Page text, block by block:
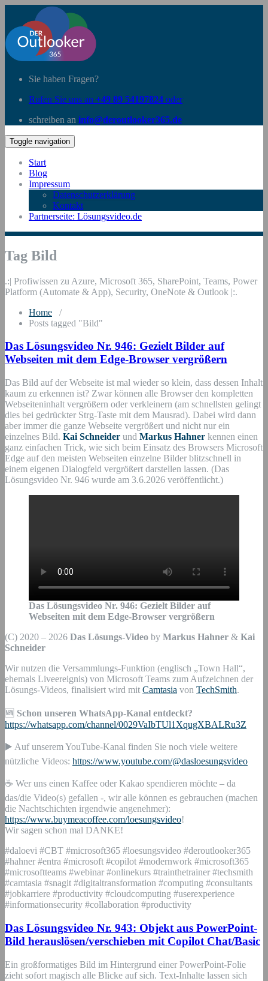
Sie haben Fragen?
Rufen Sie uns an +49 89 54197824 oder
schreiben an info@deroutlooker365.de
Toggle navigation
Start
Blog
Impressum
Datenschutzerklärung
Kontakt
Partnerseite: Lösungsvideo.de
Tag Bild
.:| Profiwissen zu Azure, Microsoft 365, SharePoint, Teams, Power
Platform (Automate & App), Security, OneNote & Outlook |:.
Home /
Posts tagged "Bild"
Das Lösungsvideo Nr. 946: Gezielt Bilder auf
Webseiten mit dem Edge-Browser vergrößern
Das Bild auf der Webseite ist mal wieder so klein, dass dessen Inhalt
kaum zu erkennen ist? Zwar können alle Browser den kompletten
Webseiteninhalt vergrößern oder verkleinern (am schnellsten gelingt
dies bei gedrückter Strg-Taste mit dem Mausrad). Dabei wird dann
aber immer die ganze Webseite vergrößert und nicht nur ein
einzelnes Bild. Kai Schneider und Markus Hahner kennen einen
ganz einfachen Trick, wie sich beim Einsatz des Browsers Microsoft
Edge auf den meisten Webseiten einzelne Bilder blitzschnell in
einem eigenen Dialogfeld vergrößert darstellen lassen. (Das
Lösungsvideo Nr. 946 wurde am 3.6.2026 veröffentlicht.)
Das Lösungsvideo Nr. 946: Gezielt Bilder auf
Webseiten mit dem Edge-Browser vergrößern
(C) 2020 – 2026 Das Lösungs-Video by Markus Hahner & Kai
Schneider
Wir nutzen die Versammlungs-Funktion (englisch „Town Hall“,
ehemals Liveereignis) von Microsoft Teams zum Aufzeichnen der
Lösungs-Videos, finalisiert wird mit Camtasia von TechSmith.
🆕 Schon unseren WhatsApp-Kanal entdeckt?
https://whatsapp.com/channel/0029VaIbTUl1XqugXBALRu3Z
▶️ Auf unserem YouTube-Kanal finden Sie noch viele weitere
nützliche Videos: https://www.youtube.com/@dasloesungsvideo
☕ Wer uns einen Kaffee oder Kakao spendieren möchte – da
das/die Video(s) gefallen -, wir alle können es gebrauchen (machen
die Nachtschichten irgendwie angenehmer):
https://www.buymeacoffee.com/loesungsvideo!
Wir sagen schon mal DANKE!
#daloevi #CBT #microsoft365 #loesungsvideo #deroutlooker365
#hahner #entra #microsoft #copilot #modernwork #microsoft365
#microsoftteams #webinar #onlinekurs #trainthetrainer #techsmith
#camtasia #snagit #digitaltransformation #computing #consultants
#jobkarriere #productivity #cloudcomputing #userexperience
#informationsecurity #collaboration #productivity
Das Lösungsvideo Nr. 943: Objekt aus PowerPoint-
Bild herauslösen/verschieben mit Copilot Chat/Basic
Ein großformatiges Bild im Hintergrund einer PowerPoint-Folie
zieht sofort magisch alle Blicke auf sich. Text-Inhalte lassen sich